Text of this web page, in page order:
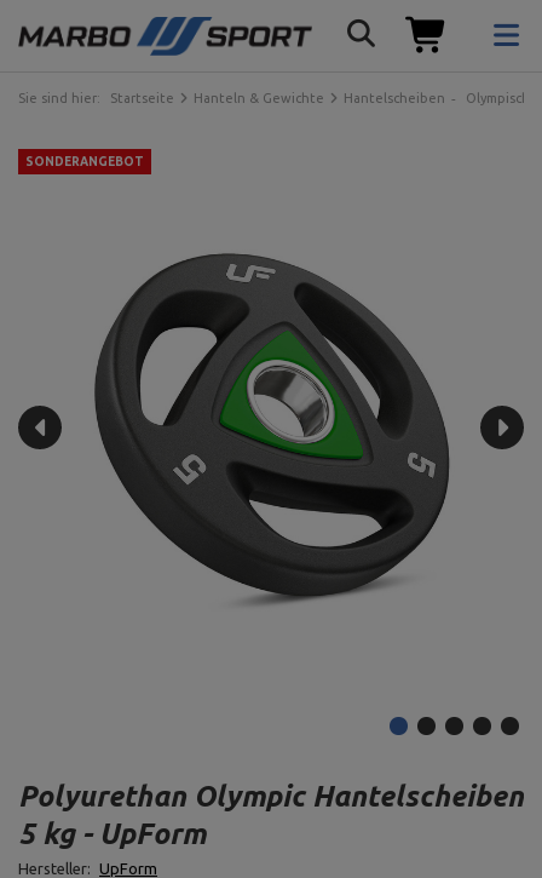
Sie sind hier: Startseite Hanteln & Gewichte Hantelscheiben
SONDERANGEBOT
Polyurethan Olympic Hantelscheiben
5 kg - UpForm
Hersteller: UpForm